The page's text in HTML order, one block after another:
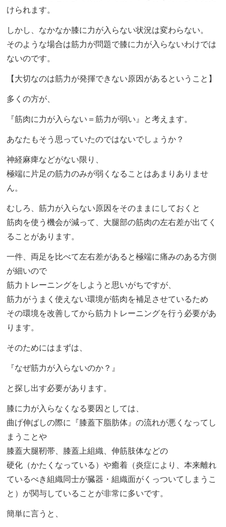
けられます。
しかし、なかなか膝に力が入らない状況は変わらない。
そのような場合は筋力が問題で膝に力が入らないわけでは
ないのです。
【大切なのは筋力が発揮できない原因があるということ】
多くの方が、
『筋肉に力が入らない＝筋力が弱い』と考えます。
あなたもそう思っていたのではないでしょうか？
神経麻痺などがない限り、
極端に片足の筋力のみが弱くなることはあまりありませ
ん。
むしろ、筋力が入らない原因をそのままにしておくと
筋肉を使う機会が減って、大腿部の筋肉の左右差が出てく
ることがあります。
一件、両足を比べて左右差があると極端に痛みのある方側
が細いので
筋力トレーニングをしようと思いがちですが、
筋力がうまく使えない環境が筋肉を補足させているため
その環境を改善してから筋力トレーニングを行う必要があ
ります。
そのためにはまずは、
『なぜ筋力が入らないのか？』
と探し出す必要があります。
膝に力が入らなくなる要因としては、
曲げ伸ばしの際に『膝蓋下脂肪体』の流れが悪くなってし
まうことや
膝蓋大腿靭帯、膝蓋上組織、伸筋肢体などの
硬化（かたくなっている）や癒着（炎症により、本来離れ
ているべき組織同士が臓器・組織面がくっついてしまうこ
と）が関与していることが非常に多いです。
簡単に言うと、